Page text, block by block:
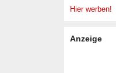
Hier werben!
Anzeige